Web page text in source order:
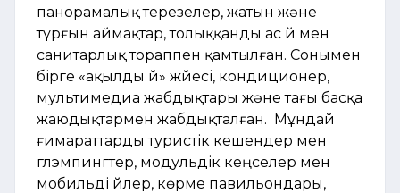
панорамалық терезелер, жатын және
тұрғын аймақтар, толыққанды ас үй мен
санитарлық тораппен қамтылған. Сонымен
бірге «ақылды үй» жүйесі, кондиционер,
мультимедиа жабдықтары және тағы басқа
жаюдықтармен жабдықталған. Мұндай
ғимараттарды туристік кешендер мен
глэмпингтер, модульдік кеңселер мен
мобильді үйлер, көрме павильондары,